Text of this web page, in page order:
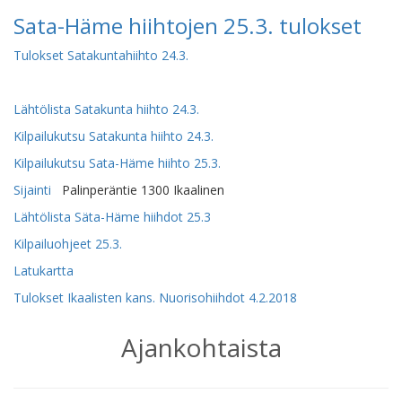
Sata-Häme hiihtojen 25.3. tulokset
Tulokset Satakuntahiihto 24.3.
Lähtölista Satakunta hiihto 24.3.
Kilpailukutsu Satakunta hiihto 24.3.
Kilpailukutsu Sata-Häme hiihto 25.3.
Sijainti Palinperäntie 1300 Ikaalinen
Lähtölista Säta-Häme hiihdot 25.3
Kilpailuohjeet 25.3.
Latukartta
Tulokset Ikaalisten kans. Nuorisohiihdot 4.2.2018
Ajankohtaista